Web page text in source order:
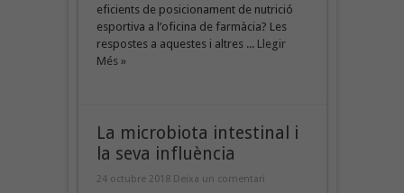
eficients de posicionament de nutrició
esportiva a l’oficina de farmàcia? Les
respostes a aquestes i altres ... Llegir
Més »
La microbiota intestinal i
la seva influència
24 octubre 2018 Deixa un comentari